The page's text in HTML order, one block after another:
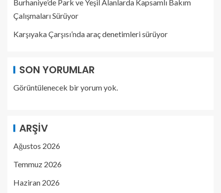
Burhaniye’de Park ve Yeşil Alanlarda Kapsamlı Bakım
Çalışmaları Sürüyor
Karşıyaka Çarşısı’nda araç denetimleri sürüyor
SON YORUMLAR
Görüntülenecek bir yorum yok.
ARŞIV
Ağustos 2026
Temmuz 2026
Haziran 2026